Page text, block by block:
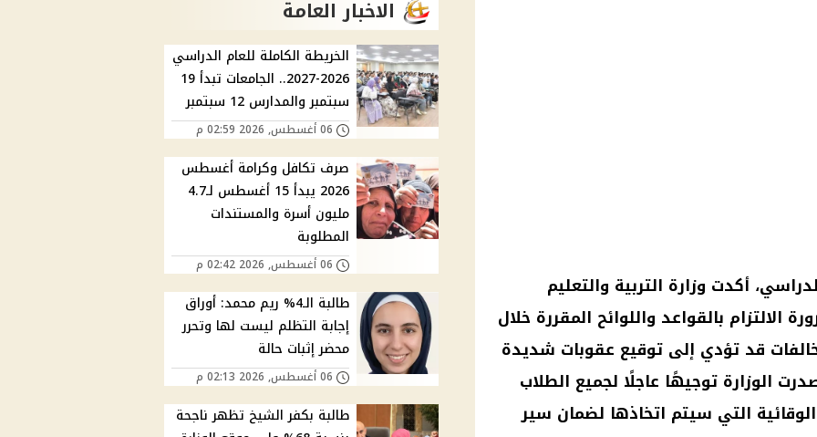
أكدت وزارة التربية والتعليم
بالقواعد واللوائح المقررة خلال
قد تؤدي إلى توقيع عقوبات شديدة
الوزارة توجيهًا عاجلًا لجميع الطلاب
التي سيتم اتخاذها لضمان سير
الاخبار العامة
الخريطة الكاملة للعام الدراسي
2026-2027.. الجامعات تبدأ 19
سبتمبر والمدارس 12 سبتمبر
06 أغسطس, 2026 02:59 م
صرف تكافل وكرامة أغسطس
2026 يبدأ 15 أغسطس لـ4.7
مليون أسرة والمستندات
المطلوبة
06 أغسطس, 2026 02:42 م
طالبة الـ4% ريم محمد: أوراق
إجابة التظلم ليست لها وتحرر
محضر إثبات حالة
06 أغسطس, 2026 02:13 م
طالبة بكفر الشيخ تظهر ناجحة